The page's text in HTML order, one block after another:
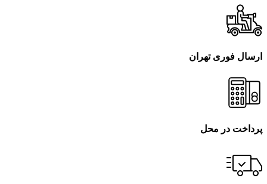
ارسال فوری تهران
پرداخت در محل